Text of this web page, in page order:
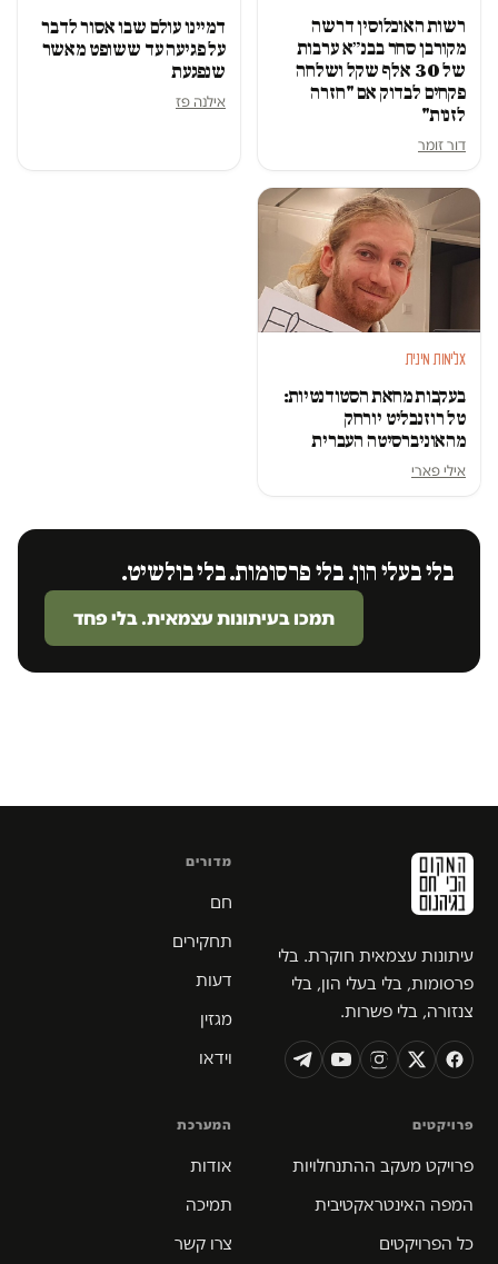
רשות האוכלוסין דרשה
מקורבן סחר בבנ״א ערבות
של 30 אלף שקל ושלחה
פקחים לבדוק אם "חזרה
לזנות"
דור זומר
דמיינו עולם שבו אסור לדבר
על פגיעה עד ששופט מאשר
שנפגעת
אילנה פז
אלימות מינית
בעקבות מחאת הסטודנטיות:
טל רוזנבליט יורחק
מהאוניברסיטה העברית
אילי פארי
בלי בעלי הון. בלי פרסומות. בלי בולשיט.
תמכו בעיתונות עצמאית. בלי פחד
עיתונות עצמאית חוקרת. בלי
פרסומות, בלי בעלי הון, בלי
צנזורה, בלי פשרות.
מדורים
חם
תחקירים
דעות
מגזין
וידאו
פרויקטים
פרויקט מעקב ההתנחלויות
המפה האינטראקטיבית
כל הפרויקטים
המערכת
אודות
תמיכה
צרו קשר